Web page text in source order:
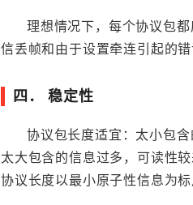
理想情况下，每个协议包
信丢帧和由于设置牵连引起的错
四． 稳定性
协议包长度适宜：太小包
太大包含的信息过多，可读性
协议长度以最小原子性信息为标